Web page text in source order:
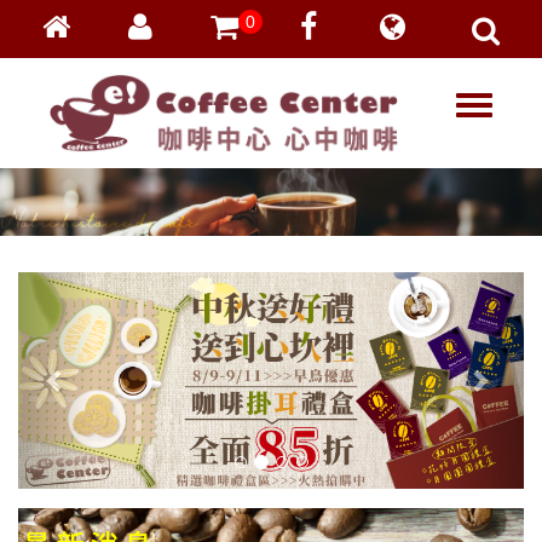
會員登入
忘記密碼
加入會員
VIP登入
VIP申請
0
T
l
e
a
v
i
g
a
t
i
n